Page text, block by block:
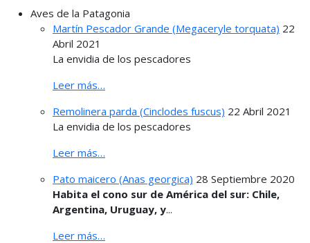
Aves de la Patagonia
Martín Pescador Grande (Megaceryle torquata) 22
Abril 2021
La envidia de los pescadores
Leer más…
Remolinera parda (Cinclodes fuscus) 22 Abril 2021
La envidia de los pescadores
Leer más…
Pato maicero (Anas georgica) 28 Septiembre 2020
Habita el cono sur de América del sur: Chile,
Argentina, Uruguay, y...
Leer más…